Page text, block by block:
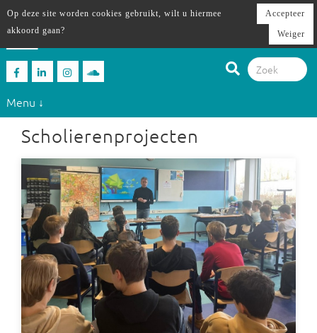
Menu ↓
Scholierenprojecten
Op deze site worden cookies gebruikt, wilt u hiermee
akkoord gaan?
Accepteer
Weiger